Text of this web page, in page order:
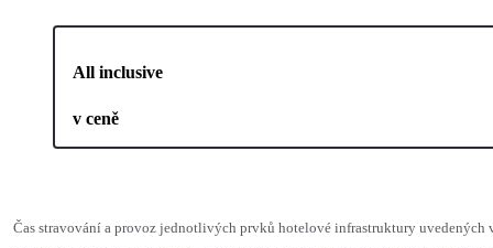
All inclusive
v ceně
Čas stravování a provoz jednotlivých prvků hotelové infrastruktury uvedených